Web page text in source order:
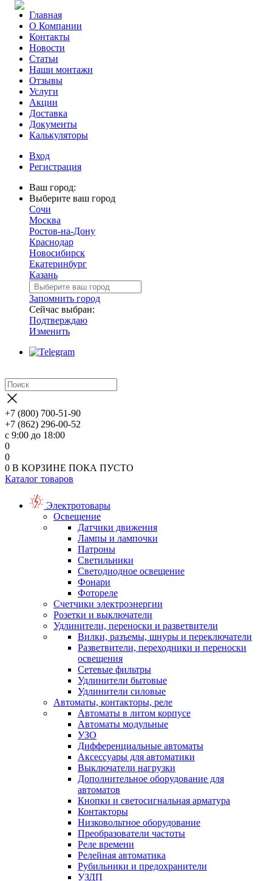
Главная
О Компании
Контакты
Новости
Статьи
Наши монтажи
Отзывы
Услуги
Акции
Доставка
Документы
Калькуляторы
Вход
Регистрация
Ваш город:
Выберите ваш город
Сочи
Москва
Ростов-на-Дону
Краснодар
Новосибирск
Екатеринбург
Казань
Запомнить город
Сейчас выбран:
Подтверждаю
Изменить
+7 (800) 700-51-90
+7 (862) 296-00-52
с 9:00 до 18:00
0
0
0 В КОРЗИНЕ ПОКА ПУСТО
Каталог товаров
Электротовары
Освещение
Датчики движения
Лампы и лампочки
Патроны
Светильники
Светодиодное освещение
Фонари
Фотореле
Счетчики электроэнергии
Розетки и выключатели
Удлинители, переноски и разветвители
Вилки, разъемы, шнуры и переключатели
Разветвители, переходники и переноски
освещения
Сетевые фильтры
Удлинители бытовые
Удлинители силовые
Автоматы, контакторы, реле
Автоматы в литом корпусе
Автоматы модульные
УЗО
Дифференциальные автоматы
Аксессуары для автоматики
Выключатели нагрузки
Дополнительное оборудование для
автоматов
Кнопки и светосигнальная арматура
Контакторы
Низковольтное оборудование
Преобразователи частоты
Реле времени
Релейная автоматика
Рубильники и предохранители
УЗДП